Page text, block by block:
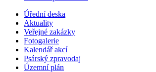
Úřední deska
Aktuality
Veřejné zakázky
Fotogalerie
Kalendář akcí
Psárský zpravodaj
Územní plán